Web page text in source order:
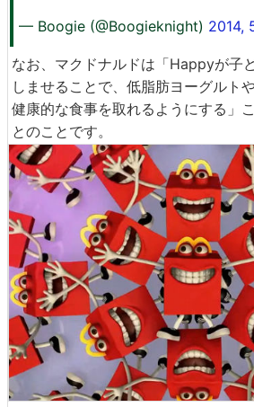
— Boogie (@Boogieknight) 2014,
なお、マクドナルドは「Happyが子
しませることで、低脂肪ヨーグルト
健康的な食事を取れるようにする」
とのことです。